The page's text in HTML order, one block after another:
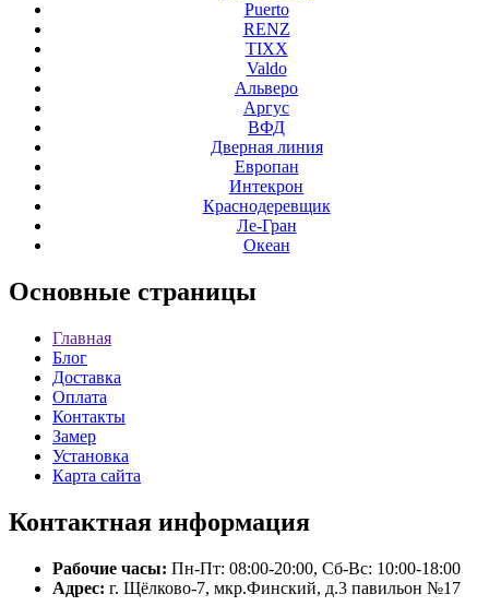
Puerto
RENZ
TIXX
Valdo
Альверо
Аргус
ВФД
Дверная линия
Европан
Интекрон
Краснодеревщик
Ле-Гран
Океан
Основные страницы
Главная
Блог
Доставка
Оплата
Контакты
Замер
Установка
Карта сайта
Контактная информация
Рабочие часы: Пн-Пт: 08:00-20:00, Сб-Вс: 10:00-18:00
Адрес: г. Щёлково-7, мкр.Финский, д.3 павильон №17